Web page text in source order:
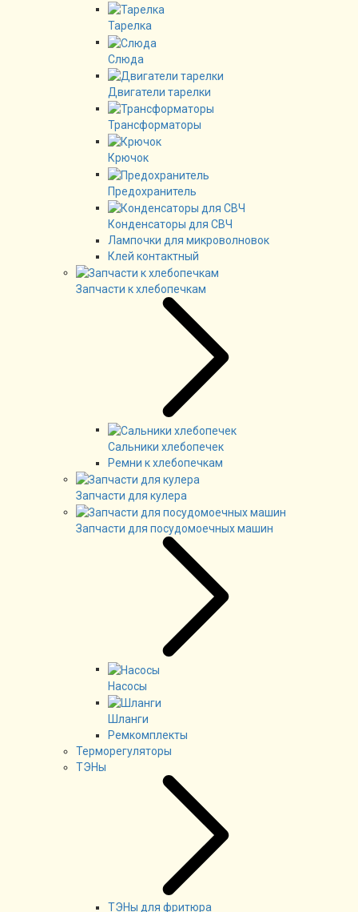
Тарелка
Слюда
Двигатели тарелки
Трансформаторы
Крючок
Предохранитель
Конденсаторы для СВЧ
Лампочки для микроволновок
Клей контактный
Запчасти к хлебопечкам
Сальники хлебопечек
Ремни к хлебопечкам
Запчасти для кулера
Запчасти для посудомоечных машин
Насосы
Шланги
Ремкомплекты
Терморегуляторы
ТЭНы
ТЭНы для фритюра